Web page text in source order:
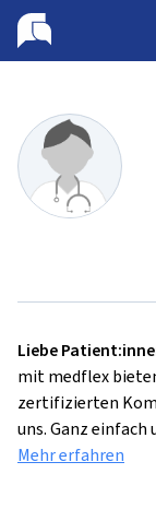
Liebe
mit medflex
zertifizierten
uns. Ganz einfach
Mehr erfahren